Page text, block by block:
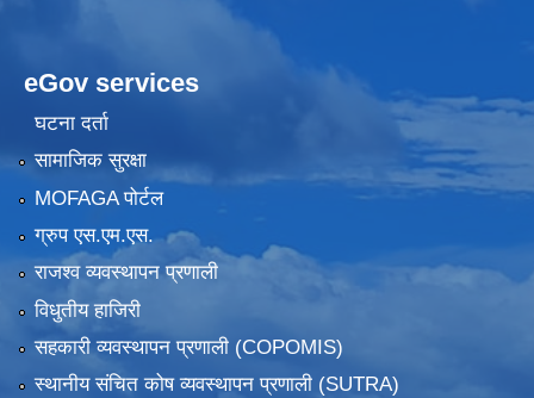
eGov services
घटना दर्ता
सामाजिक सुरक्षा
MOFAGA पोर्टल
ग्रुप एस.एम.एस.
राजश्व व्यवस्थापन प्रणाली
विधुतीय हाजिरी
सहकारी व्यवस्थापन प्रणाली (COPOMIS)
स्थानीय संचित कोष व्यवस्थापन प्रणाली (SUTRA)